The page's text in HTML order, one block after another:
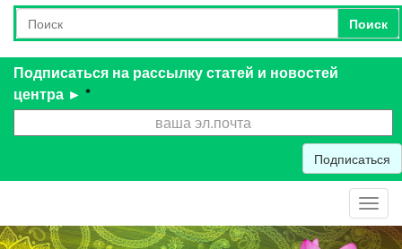
Форма поиска
Поиск
Поиск
Подписаться на рассылку статей и новостей
центра ► *
Подписаться